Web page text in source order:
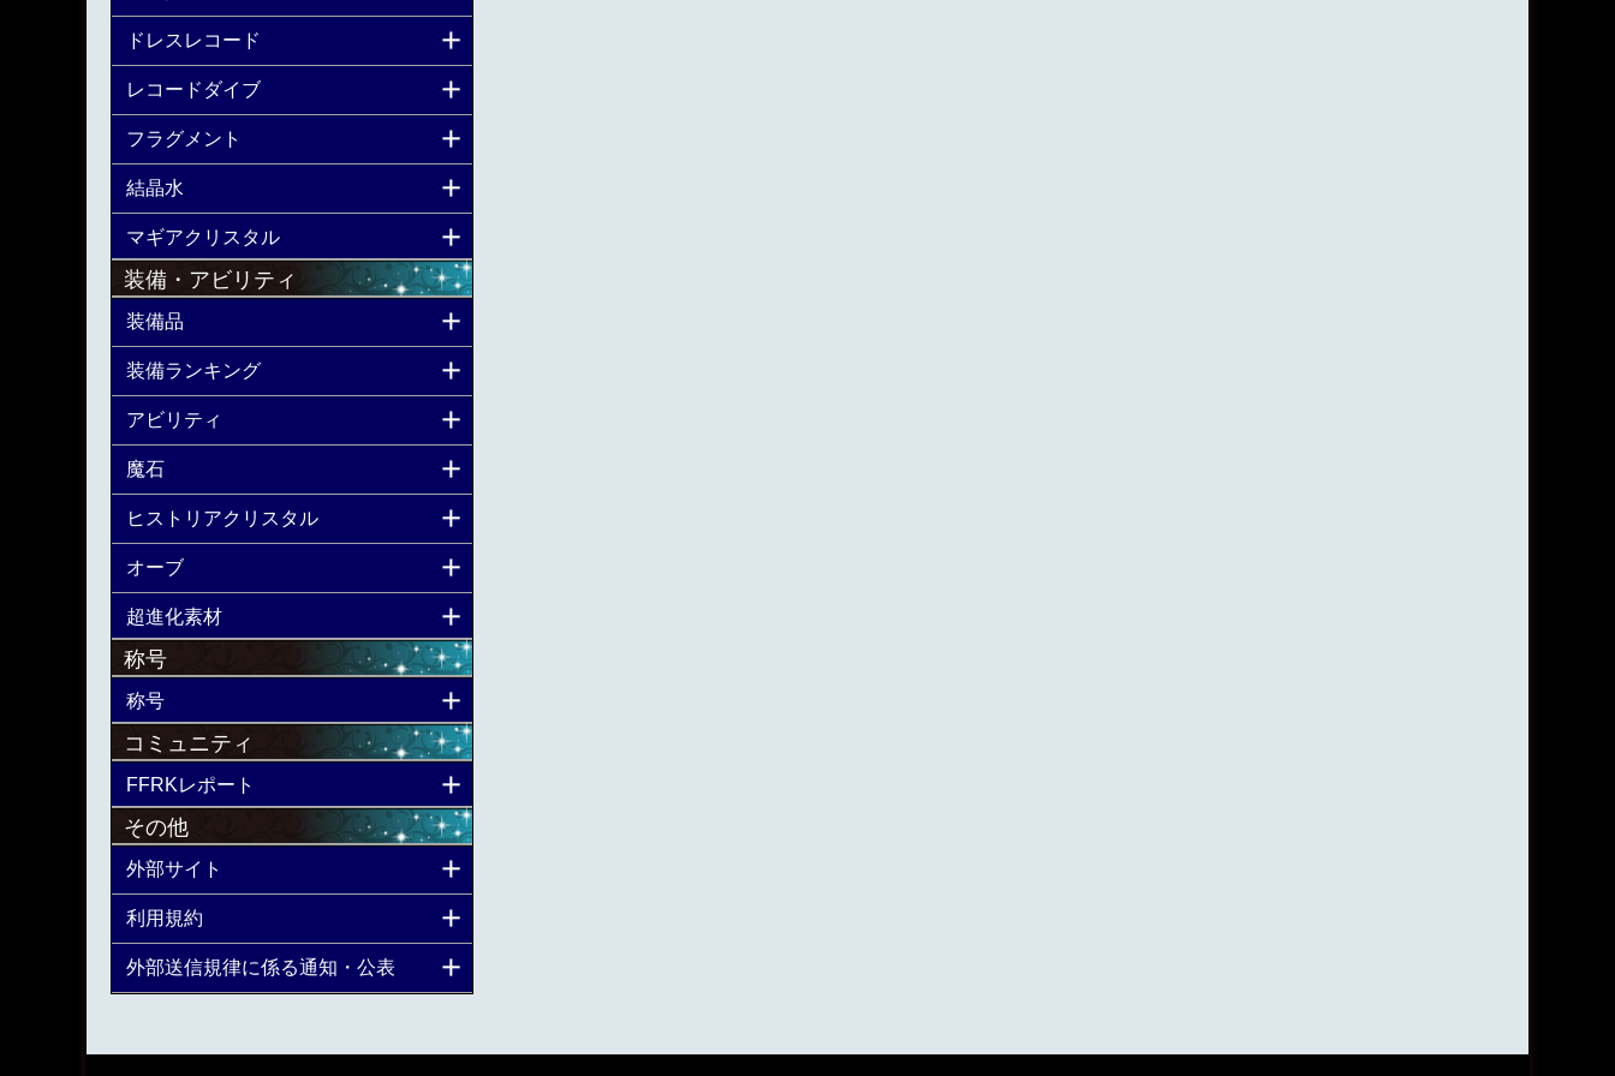
ドレスレコード
レコードダイブ
フラグメント
結晶水
マギアクリスタル
装備・アビリティ
装備品
装備ランキング
アビリティ
魔石
ヒストリアクリスタル
オーブ
超進化素材
称号
称号
コミュニティ
FFRKレポート
その他
外部サイト
利用規約
外部送信規律に係る通知・公表